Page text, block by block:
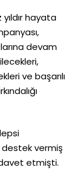
hayata
devam
ve başarılı
destek vermiş
etmişti.